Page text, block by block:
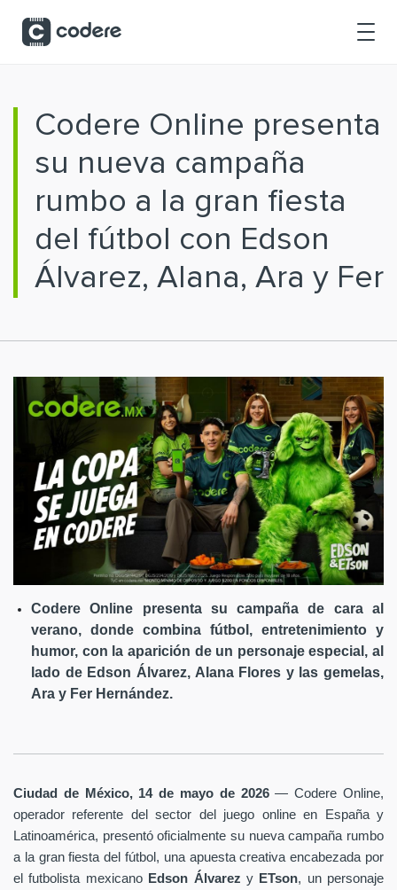
Codere Online presenta
su nueva campaña
rumbo a la gran fiesta
del fútbol con Edson
Álvarez, Alana, Ara y Fer
Codere Online presenta su campaña de cara al
verano, donde combina fútbol, entretenimiento y
humor, con la aparición de un personaje especial, al
lado de Edson Álvarez, Alana Flores y las gemelas,
Ara y Fer Hernández.
Ciudad de México, 14 de mayo de 2026— Codere Online,
operador referente del sector del juego online en España y
Latinoamérica, presentó oficialmente su nueva campaña rumbo
a la gran fiesta del fútbol, una apuesta creativa encabezada por
el futbolista mexicano Edson Álvarez yETson, un personaje